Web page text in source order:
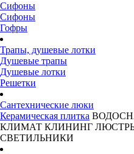
Сифоны
Сифоны
Гофры
Трапы, душевые лотки
Душевые трапы
Душевые лотки
Решетки
Сантехнические люки
Керамическая плитка
КЛИМАТ КЛИНИНГ
СВЕТИЛЬНИКИ